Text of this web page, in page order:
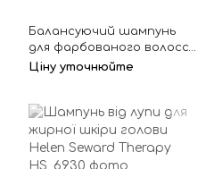
Балансуючий шампунь
для фарбованого волосся
Helen Seward Therapy
Ціну уточнюйте